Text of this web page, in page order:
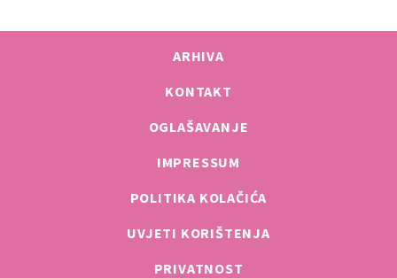
ARHIVA
KONTAKT
OGLAŠAVANJE
IMPRESSUM
POLITIKA KOLAČIĆA
UVJETI KORIŠTENJA
PRIVATNOST